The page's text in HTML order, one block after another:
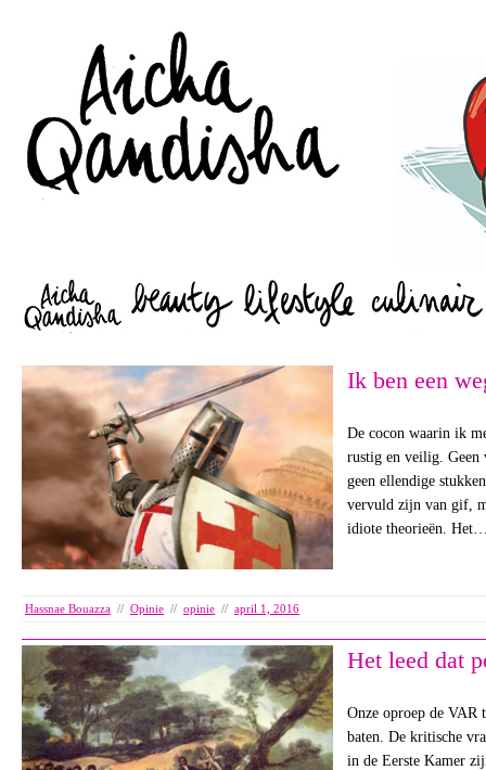
Ik ben een
De cocon waarin ik
rustig en veilig.
geen ellendige
vervuld zijn van gif,
idiote theorieën.
Hassnae Bouazza // Opinie // opinie // april 1, 2016
Het leed dat
Onze oproep de VAR
baten. De kritische
in de Eerste Kamer